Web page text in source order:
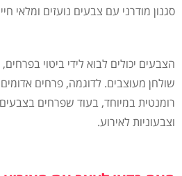
סגנון מודרני עם צבעים נועזים ומלאי
הצבעים יכולים לבוא לידי ביטוי
שולחן מעוצבים. לדוגמה, פרחים
רומנטית במיוחד, בעוד שפרחים בצבעים
וצבעוניות לאירוע.